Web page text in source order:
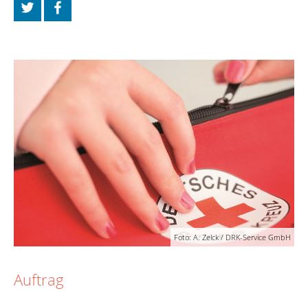
Foto: A. Zelck / DRK-Service GmbH
Auftrag